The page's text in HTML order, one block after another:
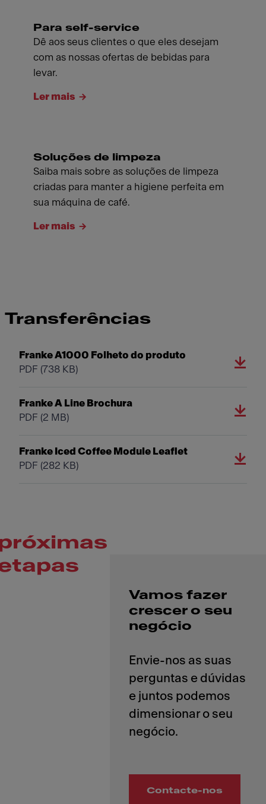
Para self-service
Dê aos seus clientes o que eles desejam
com as nossas ofertas de bebidas para
levar.
Ler mais
Soluções de limpeza
Saiba mais sobre as soluções de limpeza
criadas para manter a higiene perfeita em
sua máquina de café.
Ler mais
Transferências
Franke A1000 Folheto do produto
PDF (738 KB)
Franke A Line Brochura
PDF (2 MB)
Franke Iced Coffee Module Leaflet
PDF (282 KB)
Vamos fazer
crescer o seu
negócio
Envie-nos as suas
perguntas e dúvidas
e juntos podemos
dimensionar o seu
Contacte-nos